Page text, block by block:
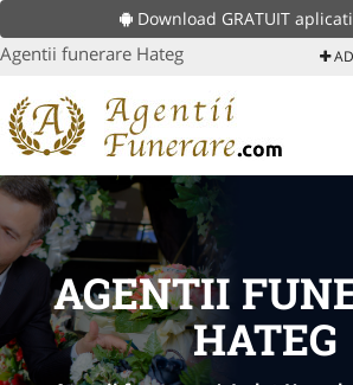
Download GRATUIT
Agentii funerare Hateg
AGENTII
HATEG